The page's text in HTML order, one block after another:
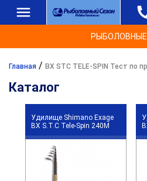
Главная / BX STC TELE-SPIN Тест по
Каталог
Удилище Shimano Exage
BX S.T.C Tele-Spin 240M